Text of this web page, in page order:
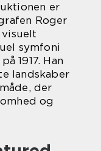
er
Roger
symfoni
1917. Han
landskaber
der
og